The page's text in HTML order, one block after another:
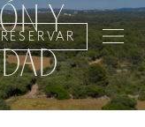
RESERVAR
Y